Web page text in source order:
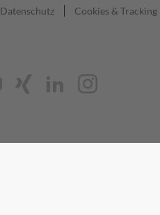
Datenschutz Cookies & Tracking